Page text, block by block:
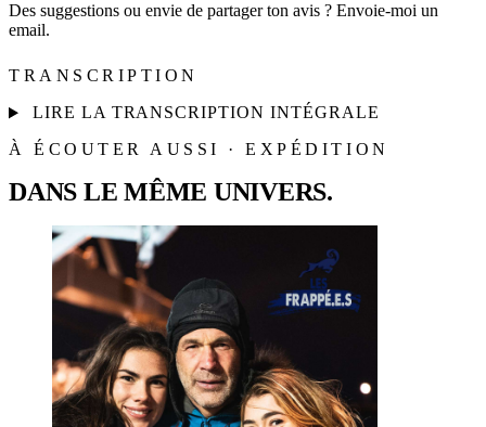
Des suggestions ou envie de partager ton avis ? Envoie-moi un
email.
TRANSCRIPTION
LIRE LA TRANSCRIPTION INTÉGRALE
À ÉCOUTER AUSSI · EXPÉDITION
DANS LE MÊME UNIVERS.